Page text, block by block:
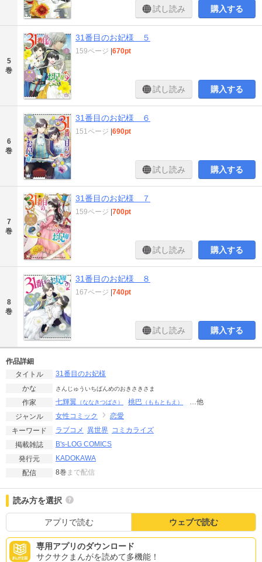
試し読み 購入する
5
巻
31番目のお妃様 ５
159ページ |670pt
試し読み 購入する
6
巻
31番目のお妃様 ６
151ページ |690pt
試し読み 購入する
7
巻
31番目のお妃様 ７
159ページ |700pt
試し読み 購入する
8
巻
31番目のお妃様 ８
167ページ |740pt
試し読み 購入する
作品詳細
タイトル
31番目のお妃様
かな
さんじゅういちばんめのおきさきさま
作家 七輝翼 （ななきつばさ） 桃巴 （ももともえ）
…他
ジャンル
女性コミック
恋愛
キーワード
ラブコメ 異世界 コミカライズ
掲載雑誌
B's-LOG COMICS
発行元
KADOKAWA
配信
8巻 まで配信
読み方を選択
アプリで読む ウェブで読む
専用アプリのダウンロード
サクサクまんがを読めて多機能！